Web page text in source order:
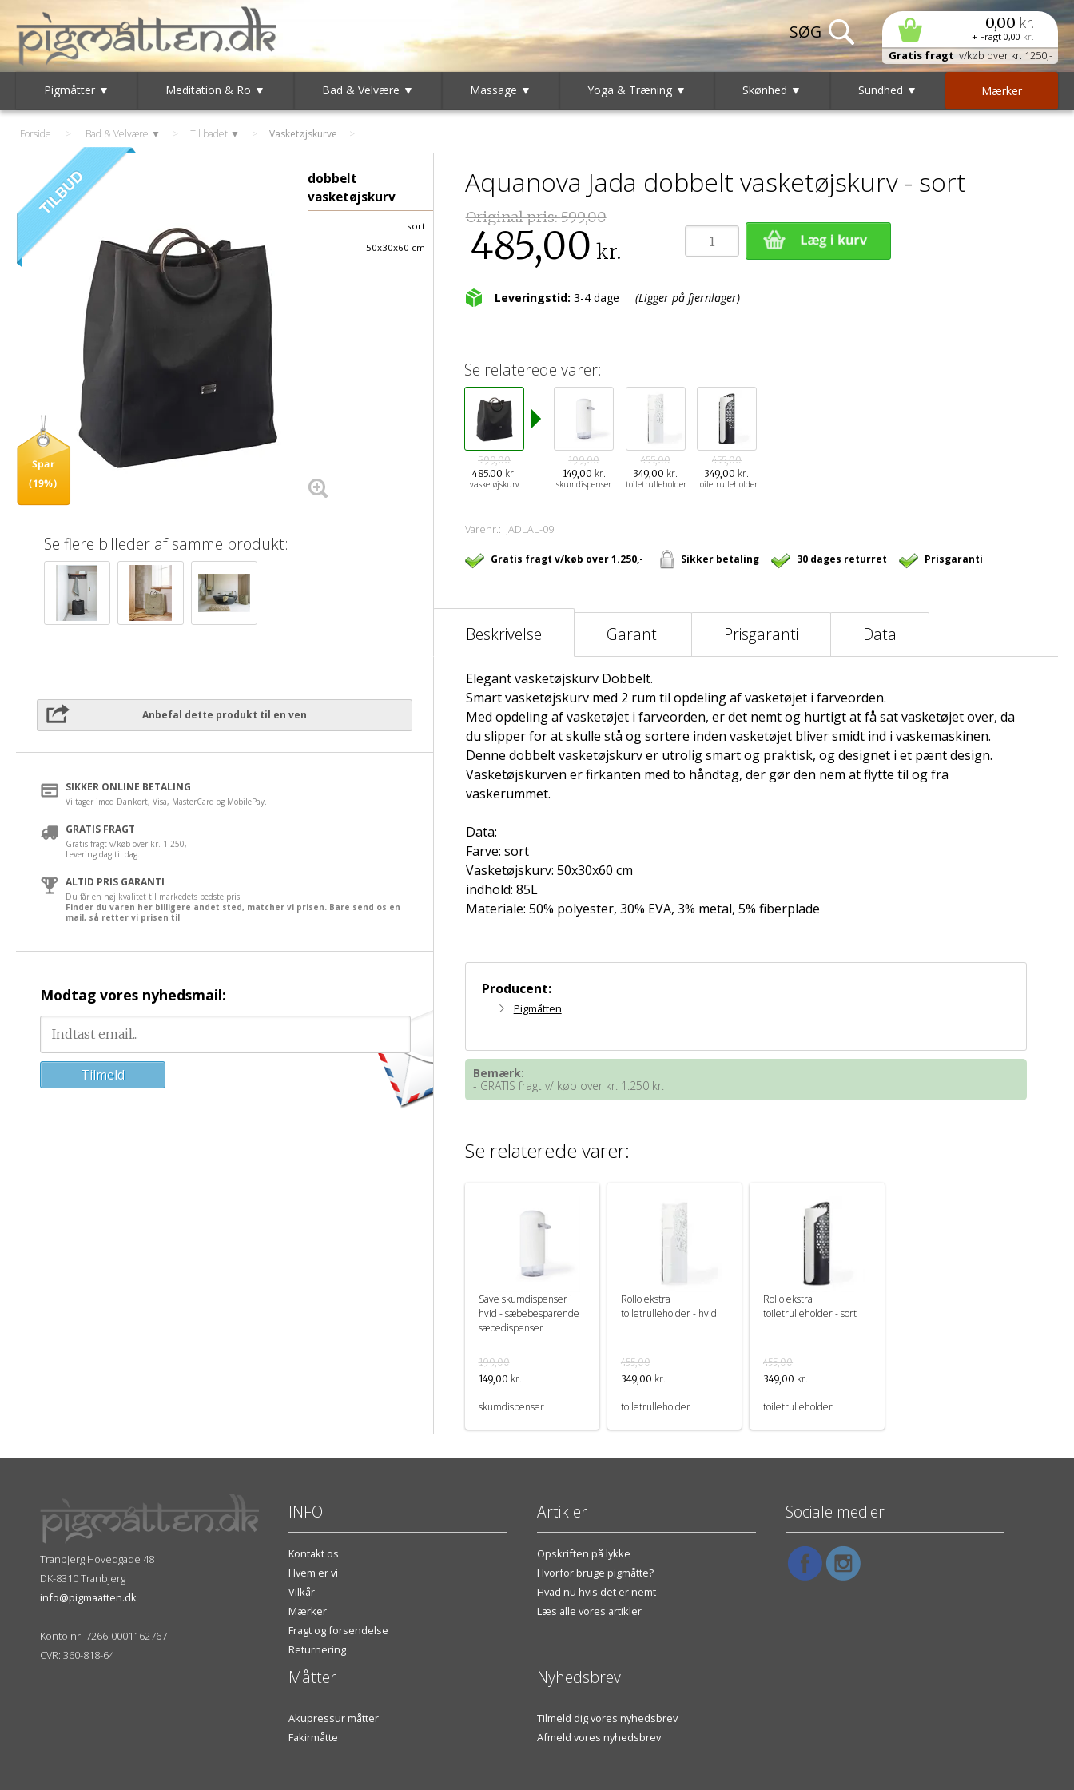
0,00 kr.
+ Fragt 0,00 kr.
Gratis fragt v/køb over kr. 1250,-
Pigmåtter ▼ Meditation & Ro ▼ Bad & Velvære ▼ Massage ▼ Yoga & Træning ▼ Skønhed ▼ Sundhed ▼ Mærker
Forside > Bad & Velvære ▼ > Til badet ▼ > Vasketøjskurve
dobbelt
vasketøjskurv
sort
50x30x60 cm
Spar
(19%)
Se flere billeder af samme produkt:
Aquanova Jada dobbelt vasketøjskurv - sort
Original pris:599,00
485,00 kr.
Leveringstid: 3-4 dage (Ligger på fjernlager)
Se relaterede varer:
599,00
485.00 kr.
vasketøjskurv
199,00
149,00 kr.
skumdispenser
455,00
349,00 kr.
toiletrulleholder
455,00
349,00 kr.
toiletrulleholder
Varenr.: JADLAL-09
Gratis fragt v/køb over 1.250,- Sikker betaling 30 dages returret Prisgaranti
Beskrivelse Garanti Prisgaranti Data
Elegant vasketøjskurv Dobbelt.
Smart vasketøjskurv med 2 rum til opdeling af vasketøjet i farveorden.
Med opdeling af vasketøjet i farveorden, er det nemt og hurtigt at få sat vasketøjet over, da
du slipper for at skulle stå og sortere inden vasketøjet bliver smidt ind i vaskemaskinen.
Denne dobbelt vasketøjskurv er utrolig smart og praktisk, og designet i et pænt design.
Vasketøjskurven er firkanten med to håndtag, der gør den nem at flytte til og fra
vaskerummet.
Data:
Farve: sort
Vasketøjskurv: 50x30x60 cm
indhold: 85L
Materiale: 50% polyester, 30% EVA, 3% metal, 5% fiberplade
Producent:
Pigmåtten
Bemærk:
- GRATIS fragt v/ køb over kr. 1.250 kr.
Se relaterede varer:
Save skumdispenser i
hvid - sæbebesparende
sæbedispenser
199,00
149,00 kr.
skumdispenser
Rollo ekstra
toiletrulleholder - hvid
455,00
349,00 kr.
toiletrulleholder
Rollo ekstra
toiletrulleholder - sort
455,00
349,00 kr.
toiletrulleholder
Anbefal dette produkt til en ven
SIKKER ONLINE BETALING
Vi tager imod Dankort, Visa, MasterCard og MobilePay.
GRATIS FRAGT
Gratis fragt v/køb over kr. 1.250,-
Levering dag til dag.
ALTID PRIS GARANTI
Du får en høj kvalitet til markedets bedste pris.
Finder du varen her billigere andet sted, matcher vi prisen. Bare send os en
mail, så retter vi prisen til
Modtag vores nyhedsmail:
Tranbjerg Hovedgade 48
DK-8310 Tranbjerg
info@pigmaatten.dk
Konto nr. 7266-0001162767
CVR: 360-818-64
INFO
Kontakt os
Hvem er vi
Vilkår
Mærker
Fragt og forsendelse
Returnering
Måtter
Akupressur måtter
Fakirmåtte
Artikler
Opskriften på lykke
Hvorfor bruge pigmåtte?
Hvad nu hvis det er nemt
Læs alle vores artikler
Nyhedsbrev
Tilmeld dig vores nyhedsbrev
Afmeld vores nyhedsbrev
Sociale medier